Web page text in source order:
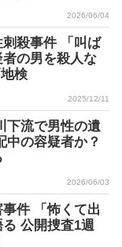
2026/06/04
殺事件 「叫ば
の男を殺人な
検
2025/12/11
下流で男性の遺
中の容疑者か？
2026/06/03
件 「怖くて出
公開捜査1週